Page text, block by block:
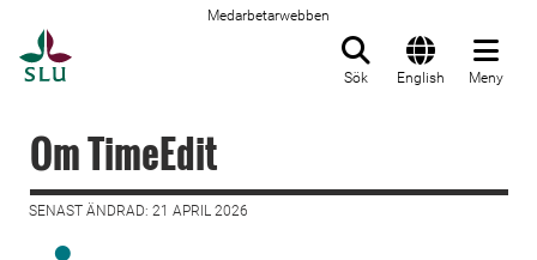
Medarbetarwebben
Sök English Meny
Om TimeEdit
SENAST ÄNDRAD: 21 APRIL 2026